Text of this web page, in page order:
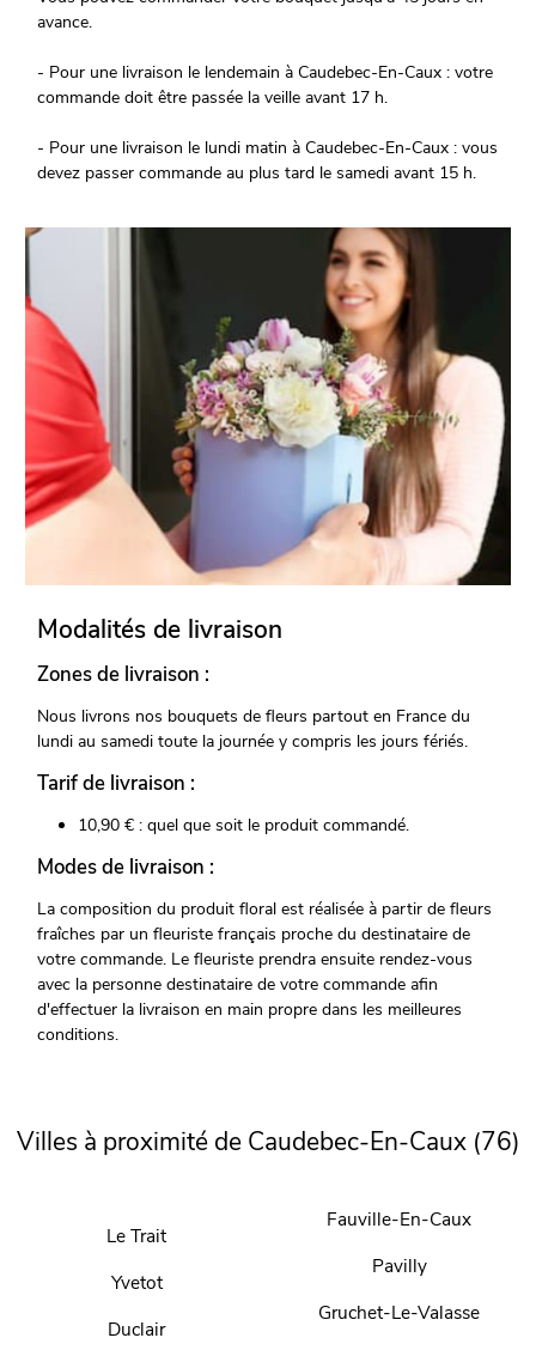
avance.
- Pour une livraison le lendemain à Caudebec-En-Caux : votre
commande doit être passée la veille avant 17 h.
- Pour une livraison le lundi matin à Caudebec-En-Caux : vous
devez passer commande au plus tard le samedi avant 15 h.
Modalités de livraison
Zones de livraison :
Nous livrons nos bouquets de fleurs partout en France du
lundi au samedi toute la journée y compris les jours fériés.
Tarif de livraison :
10,90 € : quel que soit le produit commandé.
Modes de livraison :
La composition du produit floral est réalisée à partir de fleurs
fraîches par un fleuriste français proche du destinataire de
votre commande. Le fleuriste prendra ensuite rendez-vous
avec la personne destinataire de votre commande afin
d'effectuer la livraison en main propre dans les meilleures
conditions.
Villes à proximité de Caudebec-En-Caux (76)
Le Trait
Yvetot
Duclair
Fauville-En-Caux
Pavilly
Gruchet-Le-Valasse